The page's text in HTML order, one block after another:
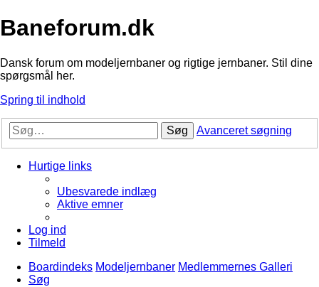
Baneforum.dk
Dansk forum om modeljernbaner og rigtige jernbaner. Stil dine
spørgsmål her.
Spring til indhold
Søg Avanceret søgning
Hurtige links
Ubesvarede indlæg
Aktive emner
Log ind
Tilmeld
Boardindeks Modeljernbaner Medlemmernes Galleri
Søg